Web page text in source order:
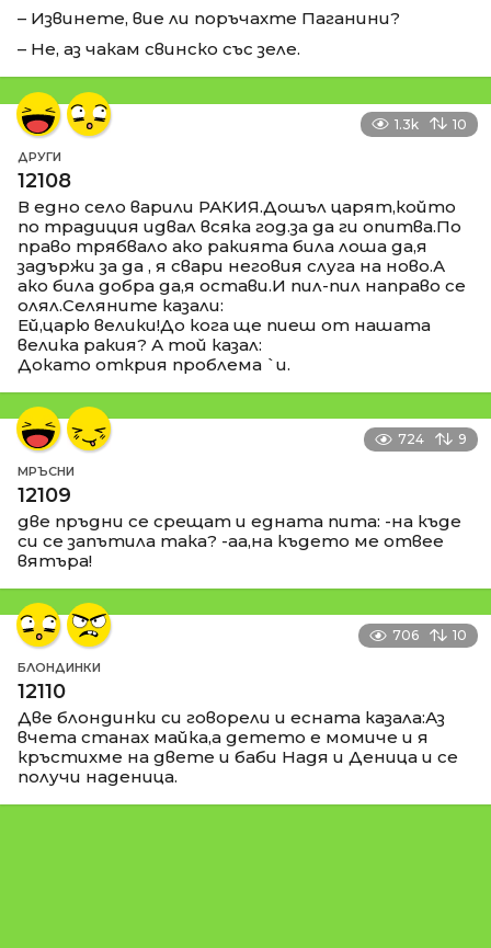
– Извинете, вие ли поръчахте Паганини?
– Не, аз чакам свинско със зеле.
1.3k 10
ДРУГИ
12108
В едно село варили РАКИЯ.Дошъл царят,който
по традиция идвал всяка год.за да ги опитва.По
право трябвало ако ракията била лоша да,я
задържи за да , я свари неговия слуга на ново.А
ако била добра да,я остави.И пил-пил направо се
олял.Селяните казали:
Ей,царю велики!До кога ще пиеш от нашата
велика ракия? А той казал:
Докато открия проблема `и.
724 9
МРЪСНИ
12109
две пръдни се срещат и едната пита: -на къде
си се запътила така? -аа,на където ме отвее
вятъра!
706 10
БЛОНДИНКИ
12110
Две блондинки си говорели и есната казала:Аз
вчета станах майка,а детето е момиче и я
кръстихме на двете и баби Надя и Деница и се
получи наденица.